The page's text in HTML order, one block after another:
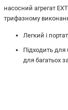
насосний агрегат
трифазному
Легкий і
Підходить
для багатьох